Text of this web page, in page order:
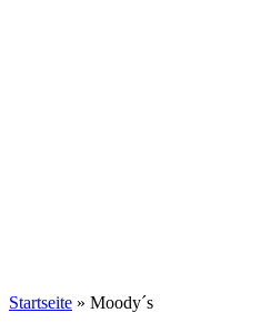
Startseite » Moody´s